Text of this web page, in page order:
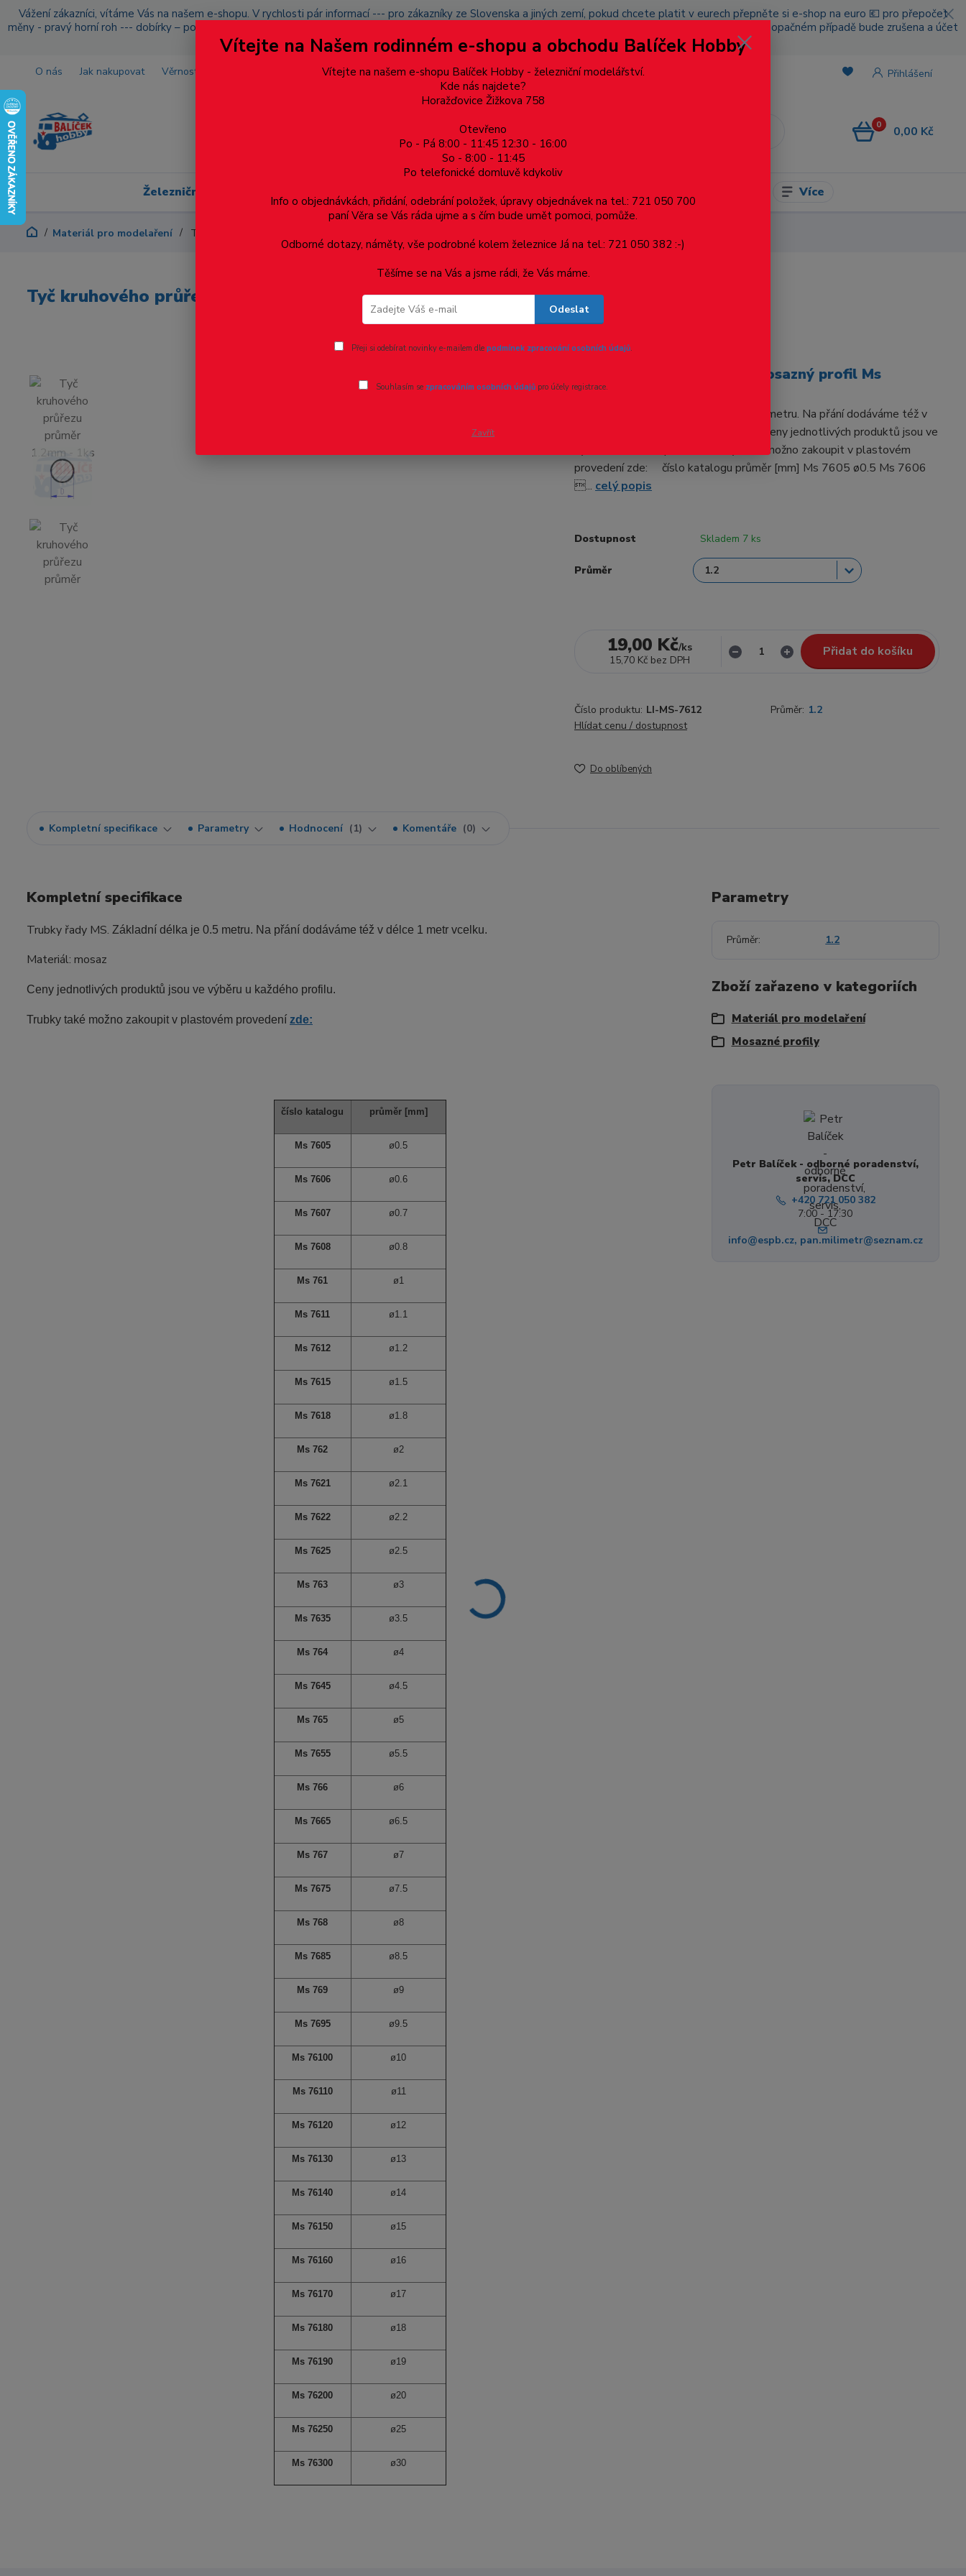
Vážení zákazníci, vítáme Vás na našem e-shopu. V rychlosti pár informací --- pro zákazníky ze Slovenska a jiných zemí, pokud chcete platit v eurech přepněte si e-shop na euro 💶 pro přepočet
měny - pravý horní roh --- dobírky – pokud si z nějakého důvodu zásilku nevyzvednete, bude po domluvě zaslána znovu s opětovnou platbou za poštovné, v opačném případě bude zrušena a účet
přidán na blacklist a rušeny následující objednávky.
O nás Jak nakupovat Věrnostní program Doprava a platba Více Přihlášení
0 0,00 Kč
Železniční modelářství Dárkové poukazy, upomínkové předměty Více
Materiál pro modelaření Tyč kruhového průřezu průměr 1.2mm - 1ks
Tyč kruhového průřezu průměr 1.2mm - 1ks
Tyč kruhového průřezu - mosazný profil Ms
Trubky řady MS. Základní délka je 0.5 metru. Na přání dodáváme též v
délce 1 metr vcelku. Materiál: mosaz Ceny jednotlivých produktů jsou ve
výběru u každého profilu. Trubky také možno zakoupit v plastovém
provedení zde: číslo katalogu průměr [mm] Ms 7605 ø0.5 Ms 7606
... celý popis
Dostupnost Skladem 7 ks
Průměr
19,00 Kč/ks
15,70 Kč bez DPH
Přidat do košíku
Číslo produktu: LI-MS-7612 Průměr: 1.2
Hlídat cenu / dostupnost
Do oblíbených
Kompletní specifikace Parametry Hodnocení 1 Komentáře 0
Kompletní specifikace
Trubky řady MS. Základní délka je 0.5 metru. Na přání dodáváme též v délce 1 metr vcelku.
Materiál: mosaz
Ceny jednotlivých produktů jsou ve výběru u každého profilu.
Trubky také možno zakoupit v plastovém provedení zde:
číslo katalogu průměr [mm]
Ms 7605 ø0.5
Ms 7606 ø0.6
Ms 7607 ø0.7
Ms 7608 ø0.8
Ms 761 ø1
Ms 7611 ø1.1
Ms 7612 ø1.2
Ms 7615 ø1.5
Ms 7618 ø1.8
Ms 762 ø2
Ms 7621 ø2.1
Ms 7622 ø2.2
Ms 7625 ø2.5
Ms 763 ø3
Ms 7635 ø3.5
Ms 764 ø4
Ms 7645 ø4.5
Ms 765 ø5
Ms 7655 ø5.5
Ms 766 ø6
Ms 7665 ø6.5
Ms 767 ø7
Ms 7675 ø7.5
Ms 768 ø8
Ms 7685 ø8.5
Ms 769 ø9
Ms 7695 ø9.5
Ms 76100 ø10
Ms 76110 ø11
Ms 76120 ø12
Ms 76130 ø13
Ms 76140 ø14
Ms 76150 ø15
Ms 76160 ø16
Ms 76170 ø17
Ms 76180 ø18
Ms 76190 ø19
Ms 76200 ø20
Ms 76250 ø25
Ms 76300 ø30
Parametry
Průměr 1.2
Zboží zařazeno v kategoriích
Materiál pro modelaření
Mosazné profily
Petr Balíček - odborné poradenství,
servis, DCC
+420 721 050 382
7:00 - 17:30
info@espb.cz, pan.milimetr@seznam.cz
Vítejte na Našem rodinném e-shopu a obchodu Balíček Hobby
Vítejte na našem e-shopu Balíček Hobby - železniční modelářství.
Kde nás najdete?
Horažďovice Žižkova 758
Otevřeno
Po - Pá 8:00 - 11:45 12:30 - 16:00
So - 8:00 - 11:45
Po telefonické domluvě kdykoliv
Info o objednávkách, přidání, odebrání položek, úpravy objednávek na tel.: 721 050 700
paní Věra se Vás ráda ujme a s čím bude umět pomoci, pomůže.
Odborné dotazy, náměty, vše podrobné kolem železnice Já na tel.: 721 050 382 :-)
Těšíme se na Vás a jsme rádi, že Vás máme.
Odeslat
Přeji si odebírat novinky e-mailem dle podmínek zpracování osobních údajů.
Souhlasím se zpracováním osobních údajůpro účely registrace.
Zavřít